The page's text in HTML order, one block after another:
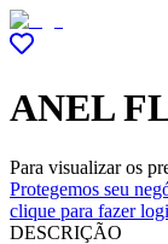
ANEL
Para visualizar os
Protegemos seu
clique para fazer
DESCRIÇÃO